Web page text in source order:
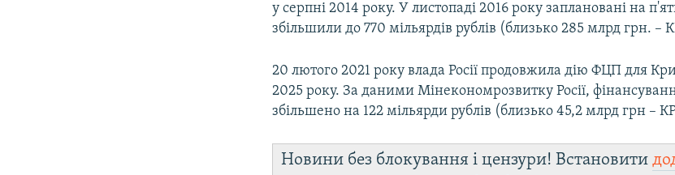
у серпні 2014 року. У листопаді 2016 року заплановані на
збільшили до 770 мільярдів рублів (близько 285 млрд грн. –
20 лютого 2021 року влада Росії продовжила дію ФЦП для
2025 року. За даними Мінекономрозвитку Росії,
збільшено на 122 мільярди рублів (близько 45,2 млрд грн –
Новини без блокування і цензури! Встановити